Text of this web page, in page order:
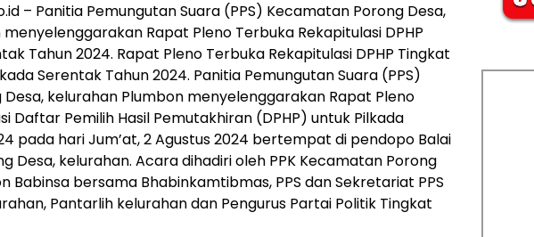
– Panitia Pemungutan Suara (PPS) Kecamatan Porong Desa,
Rapat Pleno Terbuka Rekapitulasi DPHP
Tahun 2024. Rapat Pleno Terbuka Rekapitulasi DPHP Tingkat
Serentak Tahun 2024. Panitia Pemungutan Suara (PPS)
kelurahan Plumbon menyelenggarakan Rapat Pleno
Daftar Pemilih Hasil Pemutakhiran (DPHP) untuk Pilkada
pada hari Jum’at, 2 Agustus 2024 bertempat di pendopo Balai
Desa, kelurahan. Acara dihadiri oleh PPK Kecamatan Porong
Babinsa bersama Bhabinkamtibmas, PPS dan Sekretariat PPS
Pantarlih kelurahan dan Pengurus Partai Politik Tingkat